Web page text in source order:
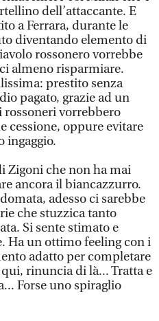
dell’attaccante. E
a Ferrara, durante le
diventando elemento di
rossonero vorrebbe
almeno risparmiare.
prestito senza
pagato, grazie ad un
rossoneri vorrebbero
cessione, oppure evitare
ingaggio.
Zigoni che non ha mai
ancora il biancazzurro.
adesso ci sarebbe
che stuzzica tanto
Si sente stimato e
Ha un ottimo feeling con i
adatto per completare
rinuncia di là... Tratta e
Forse uno spiraglio